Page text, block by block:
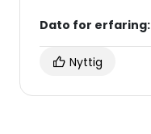
Dato for erfaring:
Nyttig